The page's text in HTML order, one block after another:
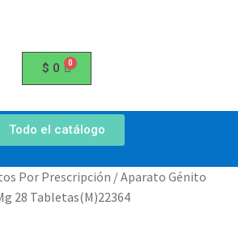
$ 0
Todo el catálogo
Por Prescripción /Aparato Génito
28 Tabletas(M)22364